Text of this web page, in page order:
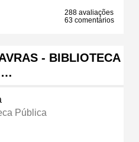
288 avaliações
63 comentários
- BIBLIOTECA
…
Pública